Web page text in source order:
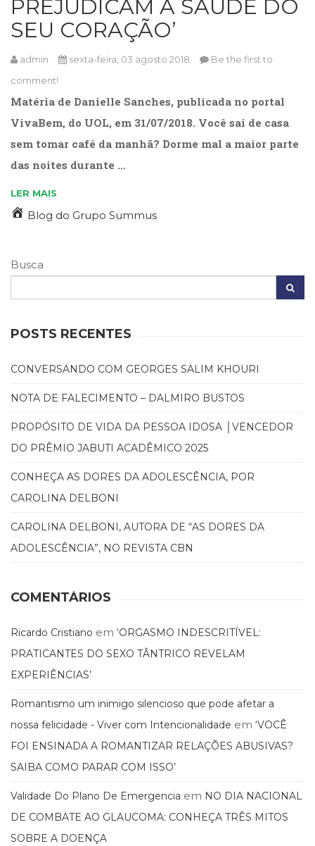
Cinema
(23)
(418)
Comunicação
Corpo
e
Movimento
Crescimento
(222)
Criatividade
Alimentação
(14)
Educação
Educação
(39)
Fisioterapia
(47)
Fonoaudiologia
Gestalt-
terapia
Jornalismo
(57)
Literatura
Erótica
Literatura,
Ficção,
Ensaios
(69)
Obras
referência
(48)
(Programação
Neurolingüística)
Psicodrama
(200)
PREJUDICAM A SAÚDE DO
SEU CORAÇÃO’
admin sexta-feira, 03 agosto 2018
Be the first to
comment!
Matéria de Danielle Sanches, publicada no portal
VivaBem, do UOL, em 31/07/2018. Você sai de casa
sem tomar café da manhã? Dorme mal a maior parte
das noites durante …
LER MAIS
Blog do Grupo Summus
Busca
POSTS RECENTES
CONVERSANDO COM GEORGES SALIM KHOURI
NOTA DE FALECIMENTO – DALMIRO BUSTOS
PROPÓSITO DE VIDA DA PESSOA IDOSA │VENCEDOR
DO PRÊMIO JABUTI ACADÊMICO 2025
CONHEÇA AS DORES DA ADOLESCÊNCIA, POR
CAROLINA DELBONI
CAROLINA DELBONI, AUTORA DE “AS DORES DA
ADOLESCÊNCIA”, NO REVISTA CBN
COMENTÁRIOS
Ricardo Cristiano em ‘ORGASMO INDESCRITÍVEL:
PRATICANTES DO SEXO TÂNTRICO REVELAM
EXPERIÊNCIAS’
Romantismo um inimigo silencioso que pode afetar a
nossa felicidade - Viver com Intencionalidade em ‘VOCÊ
FOI ENSINADA A ROMANTIZAR RELAÇÕES ABUSIVAS?
SAIBA COMO PARAR COM ISSO’
Validade Do Plano De Emergencia em NO DIA NACIONAL
DE COMBATE AO GLAUCOMA: CONHEÇA TRÊS MITOS
SOBRE A DOENÇA